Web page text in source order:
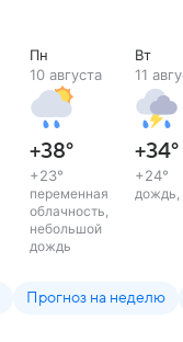
Пн
10 августа
+38°
+23°
переменная
облачность,
небольшой
дождь
Вт
11
+34°
+24°
дождь,
Прогноз на неделю